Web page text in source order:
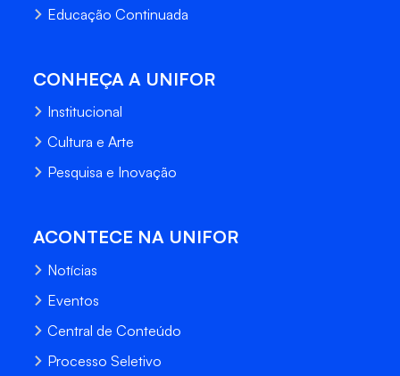
Educação Continuada
CONHEÇA A UNIFOR
Institucional
Cultura e Arte
Pesquisa e Inovação
ACONTECE NA UNIFOR
Notícias
Eventos
Central de Conteúdo
Processo Seletivo